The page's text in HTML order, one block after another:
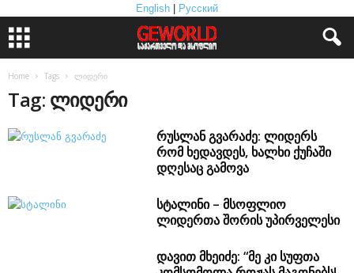
English Русский
Home Tags ლიდერი
Tag: ლიდერი
რუსლან გვარაძე: ლიდერს
რომ ხედავდეს, ხალხი ქუჩაში
დღესაც გამოვა
სტალინი – მსოფლიო
ლიდერთა შორის უპირველესი
დავით მხეიძე: “მე კი სუფთა